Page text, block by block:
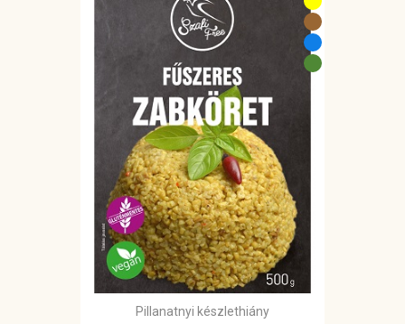
Pillanatnyi készlethiány